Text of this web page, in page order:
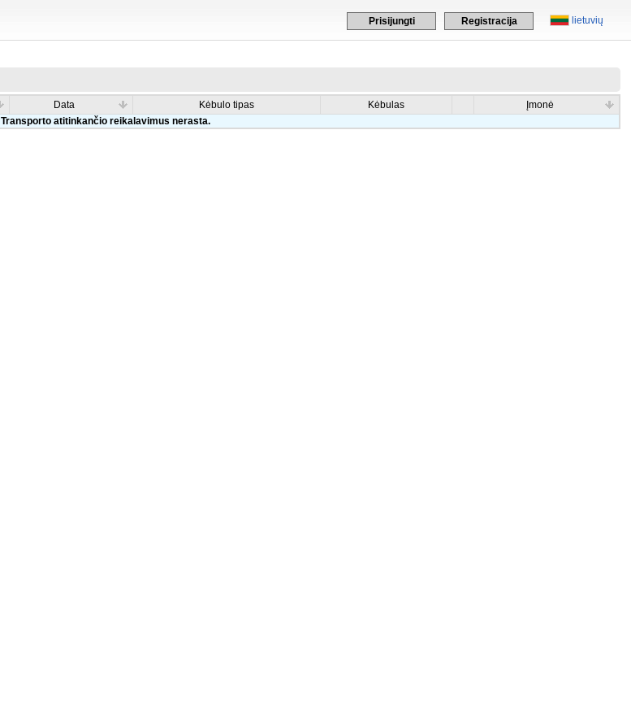
lietuvių
Prisijungti Registracija
Data Kėbulo tipas Kėbulas
Įmonė
Transporto atitinkančio reikalavimus nerasta.